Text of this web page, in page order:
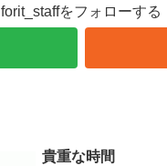
forit_staffをフォローする
貴重な時間